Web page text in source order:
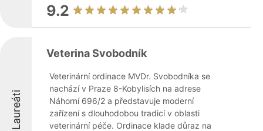
9.2
Laureáti
Veterina Svobodník
Veterinární ordinace MVDr. Svobodníka se
nachází v Praze 8-Kobylisích na adrese
Náhorní 696/2 a představuje moderní
zařízení s dlouhodobou tradicí v oblasti
veterinární péče. Ordinace klade důraz na